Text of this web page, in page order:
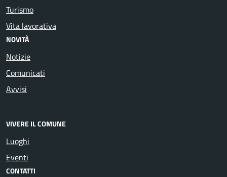
Turismo
Vita lavorativa
NOVITÀ
Notizie
Comunicati
Avvisi
VIVERE IL COMUNE
Luoghi
Eventi
CONTATTI